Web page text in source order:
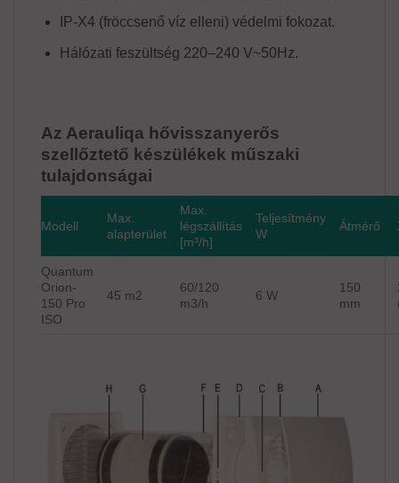
IP-X4 (fröccsenő víz elleni) védelmi fokozat.
Hálózati feszültség 220–240 V~50Hz.
Az Aerauliqa hővisszanyerős
szellőztető készülékek műszaki
tulajdonságai​
Modell
Max.
alapterület
Max.
légszállítás
[m³/h]
Teljesítmény
W
Átmérő
Quantum
Orion-
150 Pro
ISO
45 m2
60/120
m3/h
6 W
150
mm